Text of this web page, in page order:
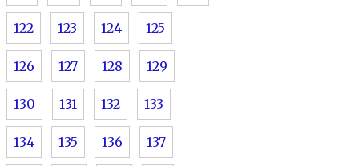
122 123 124 125
126 127 128 129
130 131 132 133
134 135 136 137